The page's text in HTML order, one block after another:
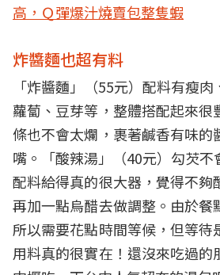
高，Ｑ彈爆汁燒賣包整隻蝦
炸醬麵也超有料
「炸醬麵」（55元）配料有瘦
蘿蔔、豆芽等，整體搭配起來很
條也不會太爛，裹著鹹香有味的
嘴。「酸辣湯」（40元）勾芡
配料給得真的很大器，覺得不夠
再加一點烏醋去做調整。由於餐
所以需要花點時間等候，但等待
用料真的很實在！還沒來吃過的